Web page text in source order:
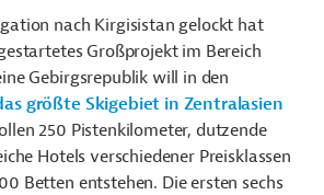
nach Kirgisistan gelockt hat
Großprojekt im Bereich
Gebirgsrepublik will in den
größte Skigebiet in Zentralasien
250 Pistenkilometer, dutzende
Hotels verschiedener Preisklassen
Betten entstehen. Die ersten sechs